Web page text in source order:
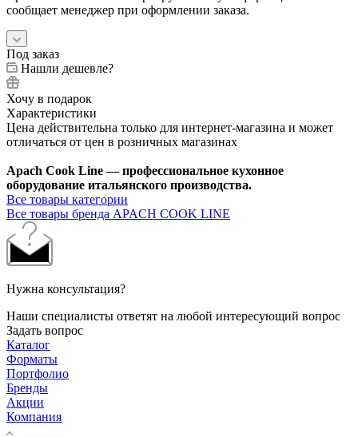
сообщает менеджер при оформлении заказа.
Под заказ
Нашли дешевле?
Хочу в подарок
Характеристики
Цена действительна только для интернет-магазина и может
отличаться от цен в розничных магазинах
Apach Cook Line — профессиональное кухонное
оборудование итальянского производства.
Все товары категории
Все товары бренда APACH COOK LINE
Нужна консультация?
Наши специалисты ответят на любой интересующий вопрос
Задать вопрос
Каталог
Форматы
Портфолио
Бренды
Акции
Компания